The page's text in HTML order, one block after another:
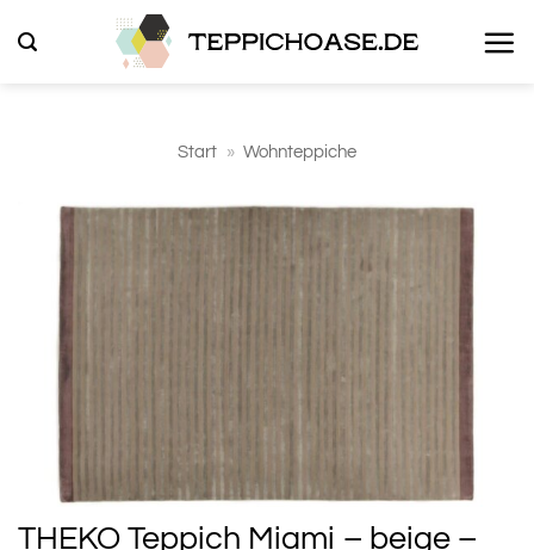
Inhalt
Start » Wohnteppiche
THEKO Teppich Miami – beige –